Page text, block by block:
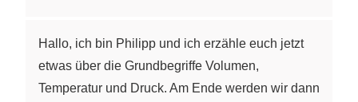
Hallo, ich bin Philipp und ich erzähle euch jetzt
etwas über die Grundbegriffe Volumen,
Temperatur und Druck. Am Ende werden wir dann